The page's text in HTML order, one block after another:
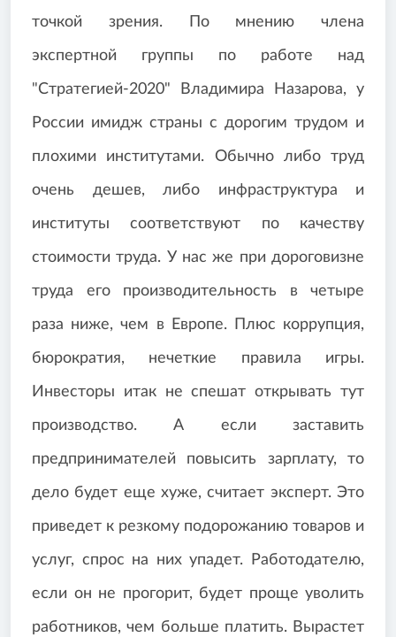
точкой зрения. По мнению члена
экспертной группы по работе над
"Стратегией-2020" Владимира Назарова, у
России имидж страны с дорогим трудом и
плохими институтами. Обычно либо труд
очень дешев, либо инфраструктура и
институты соответствуют по качеству
стоимости труда. У нас же при дороговизне
труда его производительность в четыре
раза ниже, чем в Европе. Плюс коррупция,
бюрократия, нечеткие правила игры.
Инвесторы итак не спешат открывать тут
производство. А если заставить
предпринимателей повысить зарплату, то
дело будет еще хуже, считает эксперт. Это
приведет к резкому подорожанию товаров и
услуг, спрос на них упадет. Работодателю,
если он не прогорит, будет проще уволить
работников, чем больше платить. Вырастет